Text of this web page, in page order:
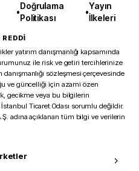
•
Doğrulama
Politikası
•
Yayın
İlkeleri
yatırım danışmanlığı kapsamında
ile risk ve getiri tercihlerinize
sözleşmesi çerçevesinde
ve güncelliği için azami özen
gecikme veya bu bilgilerin
Ticaret Odası sorumlu değildir.
adına açıklanan tüm bilgi ve verilerin